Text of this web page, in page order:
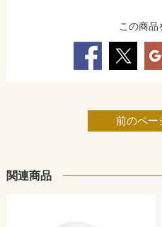
この商品
前のペー
関連商品